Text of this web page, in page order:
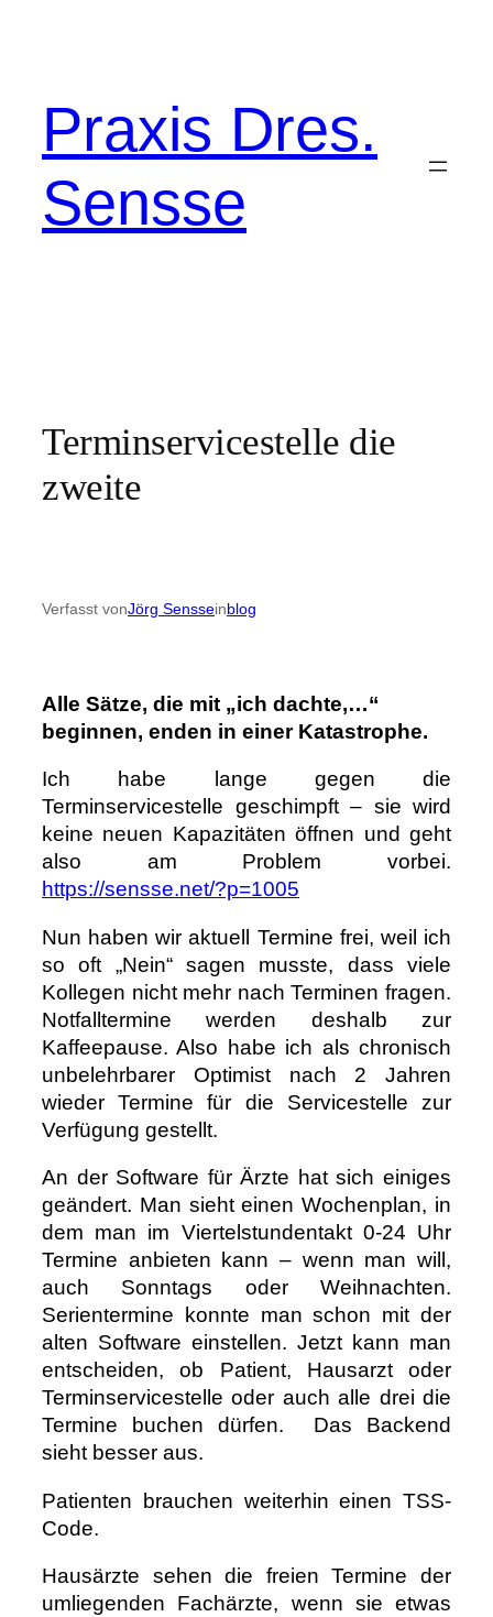
Praxis Dres.
Sensse
Terminservicestelle die
zweite
Verfasst vonJörg Sensseinblog
Alle Sätze, die mit „ich dachte,…“
beginnen, enden in einer Katastrophe.
Ich habe lange gegen die
Terminservicestelle geschimpft – sie wird
keine neuen Kapazitäten öffnen und geht
also am Problem vorbei.
https://sensse.net/?p=1005
Nun haben wir aktuell Termine frei, weil ich
so oft „Nein“ sagen musste, dass viele
Kollegen nicht mehr nach Terminen fragen.
Notfalltermine werden deshalb zur
Kaffeepause. Also habe ich als chronisch
unbelehrbarer Optimist nach 2 Jahren
wieder Termine für die Servicestelle zur
Verfügung gestellt.
An der Software für Ärzte hat sich einiges
geändert. Man sieht einen Wochenplan, in
dem man im Viertelstundentakt 0-24 Uhr
Termine anbieten kann – wenn man will,
auch Sonntags oder Weihnachten.
Serientermine konnte man schon mit der
alten Software einstellen. Jetzt kann man
entscheiden, ob Patient, Hausarzt oder
Terminservicestelle oder auch alle drei die
Termine buchen dürfen. Das Backend
sieht besser aus.
Patienten brauchen weiterhin einen TSS-
Code.
Hausärzte sehen die freien Termine der
umliegenden Fachärzte, wenn sie etwas